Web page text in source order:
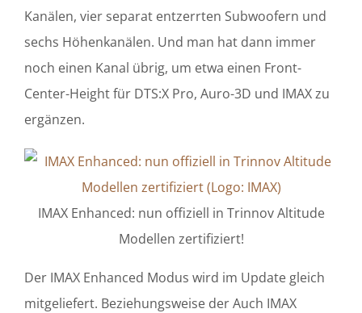
Kanälen, vier separat entzerrten Subwoofern und
sechs Höhenkanälen. Und man hat dann immer
noch einen Kanal übrig, um etwa einen Front-
Center-Height für DTS:X Pro, Auro-3D und IMAX zu
ergänzen.
IMAX Enhanced: nun offiziell in Trinnov Altitude
Modellen zertifiziert!
Der IMAX Enhanced Modus wird im Update gleich
mitgeliefert. Beziehungsweise der Auch IMAX